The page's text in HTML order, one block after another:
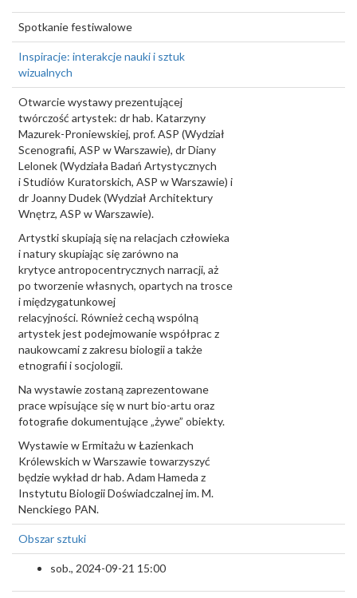
Spotkanie festiwalowe
Inspiracje: interakcje nauki i sztuk
wizualnych
Otwarcie wystawy prezentującej
twórczość artystek: dr hab. Katarzyny
Mazurek-Proniewskiej, prof. ASP (Wydział
Scenografii, ASP w Warszawie), dr Diany
Lelonek (Wydziała Badań Artystycznych
i Studiów Kuratorskich, ASP w Warszawie) i
dr Joanny Dudek (Wydział Architektury
Wnętrz, ASP w Warszawie).
Artystki skupiają się na relacjach człowieka
i natury skupiając się zarówno na
krytyce antropocentrycznych narracji, aż
po tworzenie własnych, opartych na trosce
i międzygatunkowej
relacyjności. Również cechą wspólną
artystek jest podejmowanie współprac z
naukowcami z zakresu biologii a także
etnografii i socjologii.
Na wystawie zostaną zaprezentowane
prace wpisujące się w nurt bio-artu oraz
fotografie dokumentujące „żywe” obiekty.
Wystawie w Ermitażu w Łazienkach
Królewskich w Warszawie towarzyszyć
będzie wykład dr hab. Adam Hameda z
Instytutu Biologii Doświadczalnej im. M.
Nenckiego PAN.
Obszar sztuki
sob., 2024-09-21 15:00